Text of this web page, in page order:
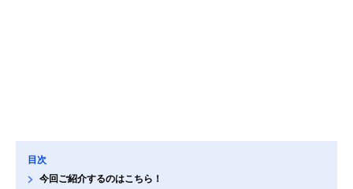
目次
今回ご紹介するのはこちら！